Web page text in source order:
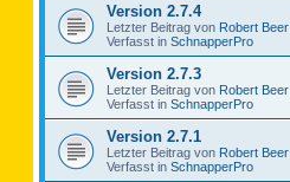
Version 2.7.4
Letzter Beitrag von Robert Beer
Verfasst in SchnapperPro
Version 2.7.3
Letzter Beitrag von Robert Beer
Verfasst in SchnapperPro
Version 2.7.1
Letzter Beitrag von Robert Beer
Verfasst in SchnapperPro